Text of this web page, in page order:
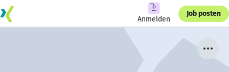
Anmelden
Job posten